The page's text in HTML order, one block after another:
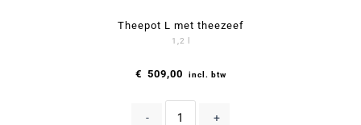
Theepot L met theezeef
1,2 l
€ 509,00 incl. btw
- +